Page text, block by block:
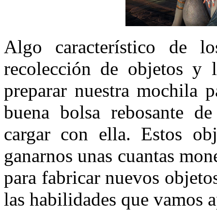
Algo característico de
recolección de objetos y
preparar nuestra mochila
buena bolsa rebosante
cargar con ella. Estos
ganarnos unas cuantas
para fabricar nuevos
las habilidades que vamos